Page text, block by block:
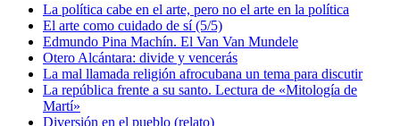
La política cabe en el arte, pero no el arte en la política
El arte como cuidado de sí (5/5)
Edmundo Pina Machín. El Van Van Mundele
Otero Alcántara: divide y vencerás
La mal llamada religión afrocubana un tema para discutir
La república frente a su santo. Lectura de «Mitología de
Martí»
Diversión en el pueblo (relato)